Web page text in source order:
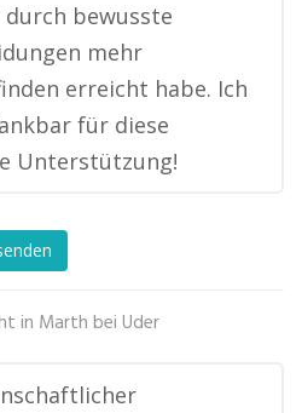
durch bewusste
mehr
erreicht habe. Ich
für diese
Unterstützung!
in Marth bei Uder